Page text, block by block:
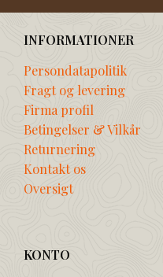
INFORMATIONER
Persondatapolitik
Fragt og levering
Firma profil
Betingelser & Vilkår
Returnering
Kontakt os
Oversigt
KONTO